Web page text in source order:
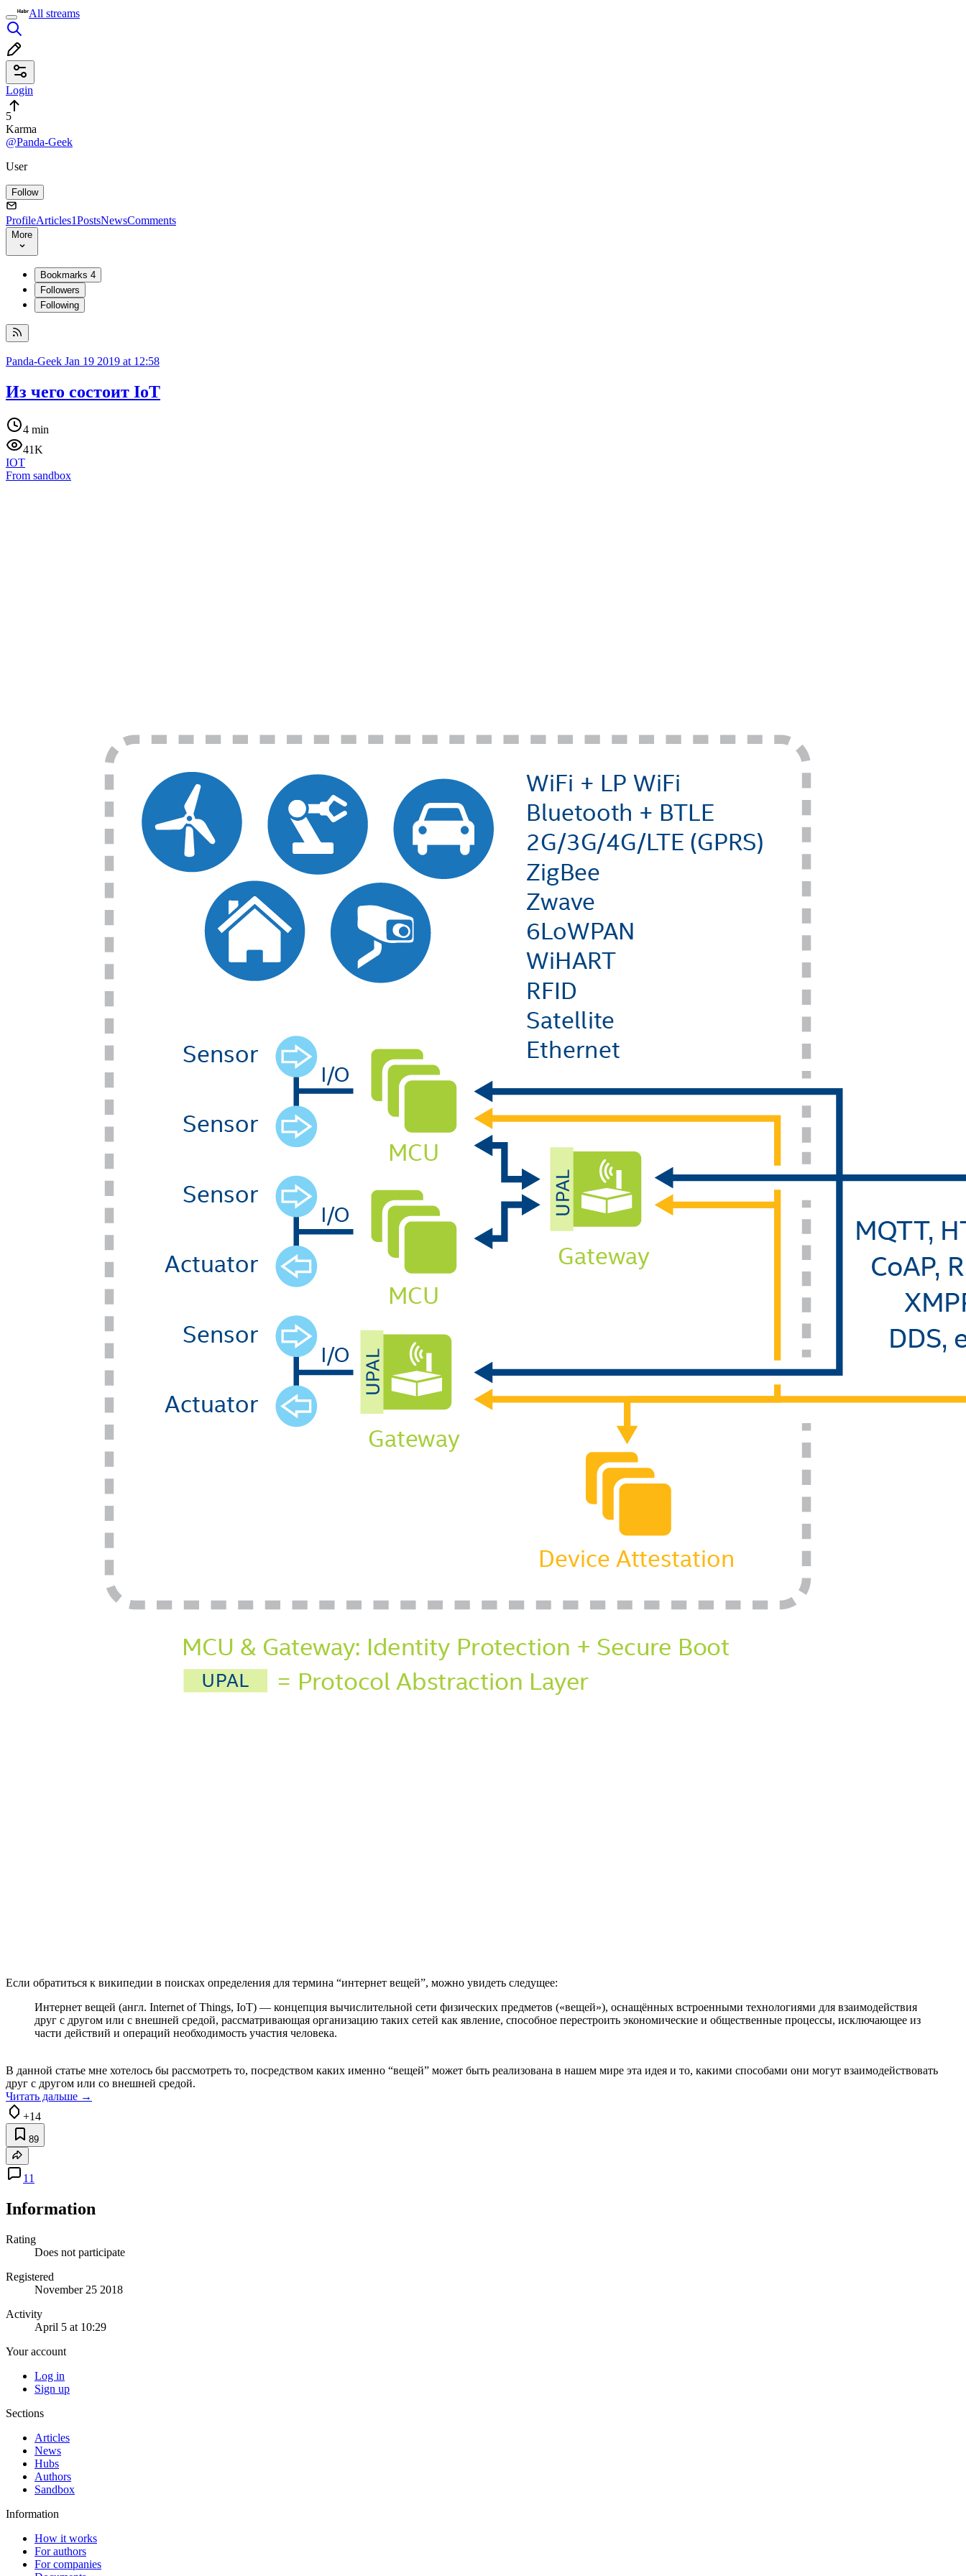
All streams
Login
5
Karma
@Panda-Geek
User
Follow
ProfileArticles1PostsNewsComments
More
Bookmarks 4
Followers
Following
Panda-Geek Jan 19 2019 at 12:58
Из чего состоит IoT
4 min
41K
IOT
From sandbox
Если обратиться к википедии в поисках определения для термина “интернет вещей”, можно увидеть следущее:
Интернет вещей (англ. Internet of Things, IoT) — концепция вычислительной сети физических предметов («вещей»), оснащённых встроенными технологиями для взаимодействия
друг с другом или с внешней средой, рассматривающая организацию таких сетей как явление, способное перестроить экономические и общественные процессы, исключающее из
части действий и операций необходимость участия человека.
В данной статье мне хотелось бы рассмотреть то, посредством каких именно “вещей” может быть реализована в нашем мире эта идея и то, какими способами они могут взаимодействовать
друг с другом или со внешней средой.
Читать дальше →
+14
89
11
Information
Rating
Does not participate
Registered
November 25 2018
Activity
April 5 at 10:29
Your account
Log in
Sign up
Sections
Articles
News
Hubs
Authors
Sandbox
Information
How it works
For authors
For companies